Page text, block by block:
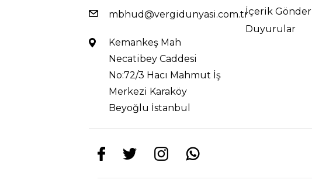
mbhud@vergidunyasi.com.tr
Kemankeş Mah
Necatibey Caddesi
No:72/3 Hacı Mahmut İş
Merkezi Karaköy
Beyoğlu İstanbul
İçerik Gönder
Duyurular